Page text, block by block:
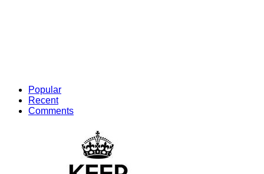
Popular
Recent
Comments